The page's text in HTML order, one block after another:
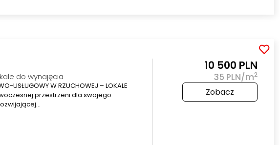
do wynajęcia
USŁUGOWY W RZUCHOWEJ – LOKALE
przestrzeni dla swojego
10 500 PLN
35 PLN/m2
Zobacz